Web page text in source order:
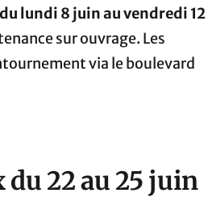
lundi 8 juin au vendredi 12
sur ouvrage. Les
via le boulevard
22 au 25 juin